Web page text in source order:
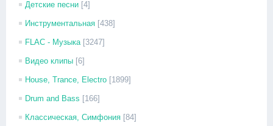
Детские песни [4]
Инструментальная [438]
FLAC - Музыка [3247]
Видео клипы [6]
House, Trance, Electro [1899]
Drum and Bass [166]
Классическая, Симфония [84]